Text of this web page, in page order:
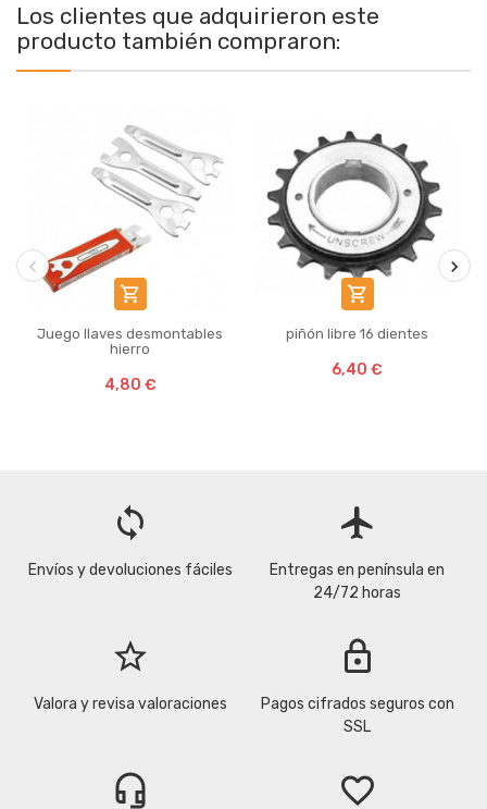
Los clientes que adquirieron este
producto también compraron:

Juego llaves desmontables
hierro
4,80 €

piñón libre 16 dientes
6,40 €
loop
Envíos y devoluciones fáciles
flight
Entregas en península en
24/72 horas
star_border
Valora y revisa valoraciones
lock
Pagos cifrados seguros con
SSL
headset_mic favorite_border